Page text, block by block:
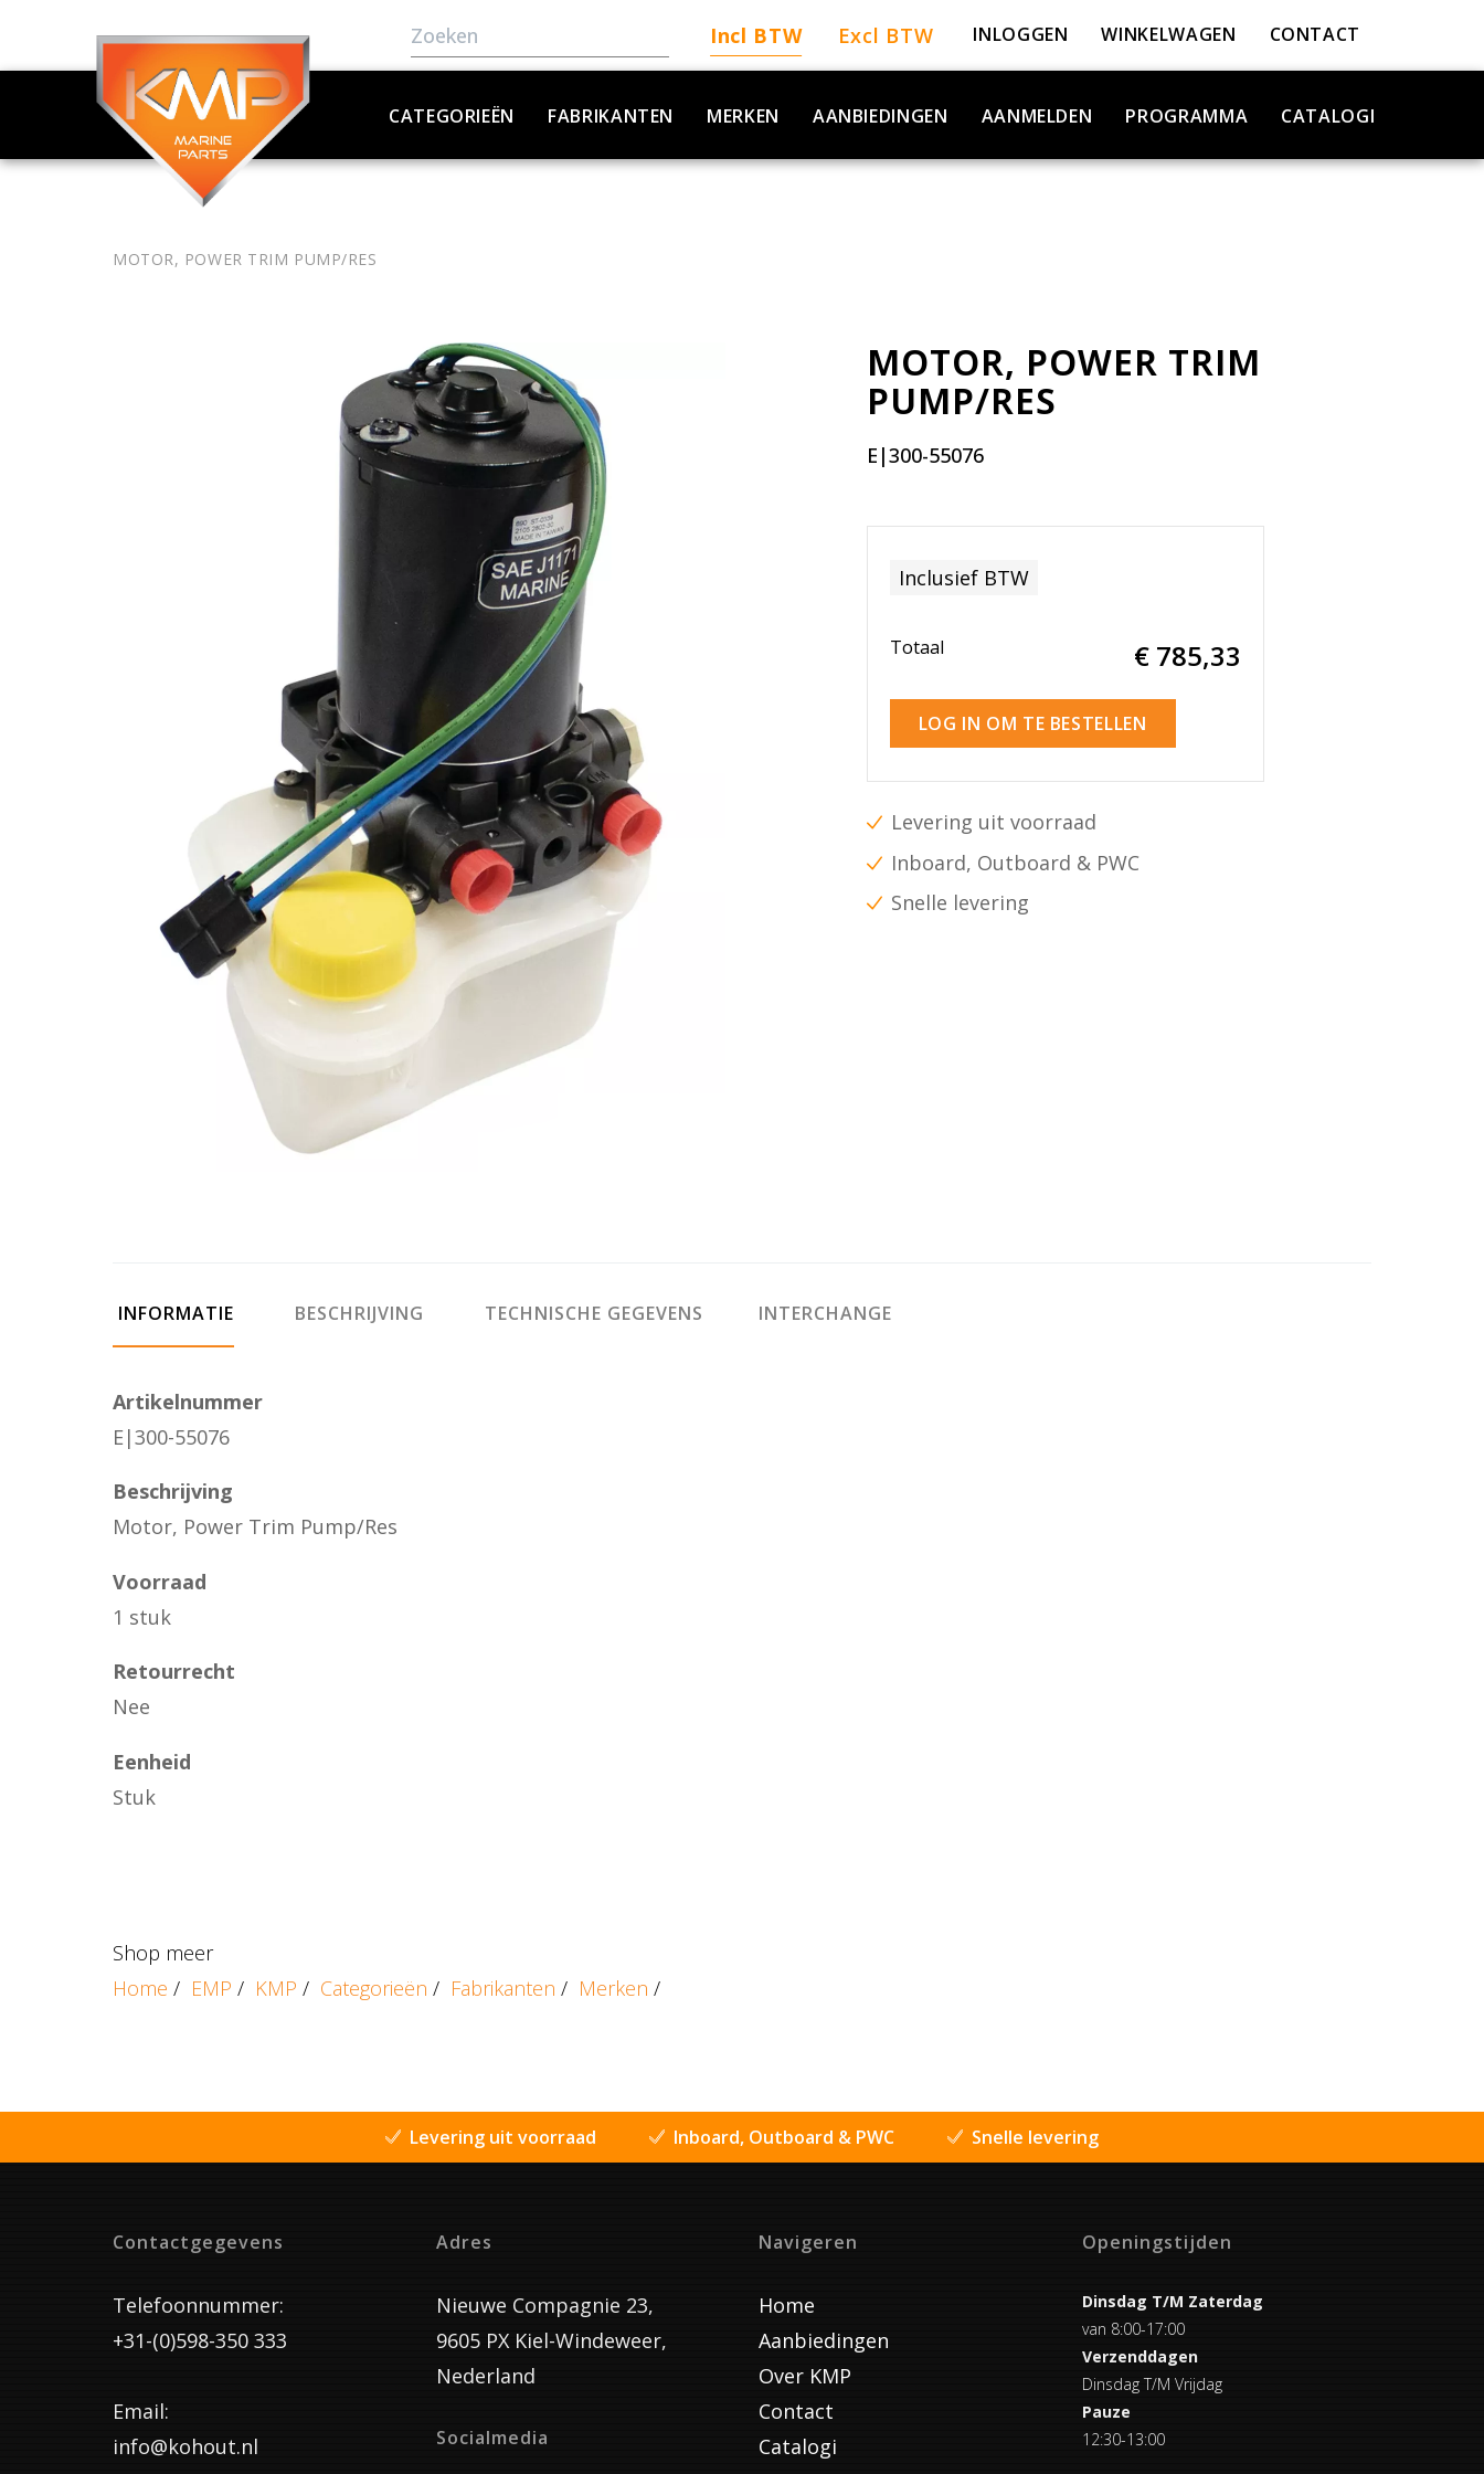
Incl BTW Excl BTW INLOGGEN WINKELWAGEN CONTACT
CATEGORIEËN FABRIKANTEN MERKEN AANBIEDINGEN AANMELDEN PROGRAMMA CATALOGI
MOTOR, POWER TRIM PUMP/RES
MOTOR, POWER TRIM
PUMP/RES
E|300-55076
Inclusief BTW
Totaal € 785,33
LOG IN OM TE BESTELLEN
Levering uit voorraad
Inboard, Outboard & PWC
Snelle levering
INFORMATIE BESCHRIJVING TECHNISCHE GEGEVENS INTERCHANGE
Artikelnummer
E|300-55076
Beschrijving
Motor, Power Trim Pump/Res
Voorraad
1 stuk
Retourrecht
Nee
Eenheid
Stuk
Shop meer
Home / EMP / KMP / Categorieën / Fabrikanten / Merken /
Levering uit voorraad Inboard, Outboard & PWC Snelle levering
Contactgegevens
Telefoonnummer:
+31-(0)598-350 333
Email:
info@kohout.nl
Adres
Nieuwe Compagnie 23,
9605 PX Kiel-Windeweer,
Nederland
Socialmedia
Navigeren
Home
Aanbiedingen
Over KMP
Contact
Catalogi
Openingstijden
Dinsdag T/M Zaterdag
van 8:00-17:00
Verzenddagen
Dinsdag T/M Vrijdag
Pauze
12:30-13:00